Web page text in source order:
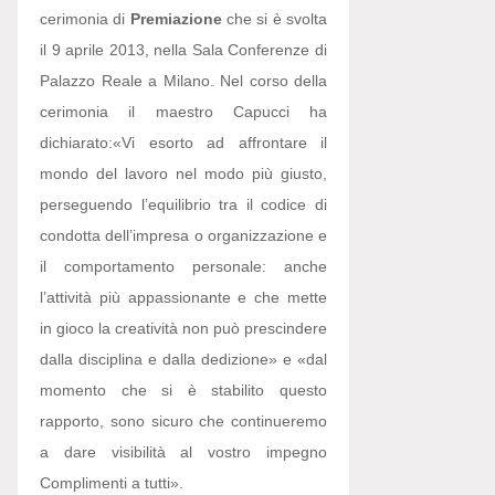
cerimonia di Premiazioneche si è svolta
il 9 aprile 2013, nella Sala Conferenze di
Palazzo Reale a Milano. Nel corso della
cerimonia il maestro Capucci ha
dichiarato:«Vi esorto ad affrontare il
mondo del lavoro nel modo più giusto,
perseguendo l’equilibrio tra il codice di
condotta dell’impresa o organizzazione e
il comportamento personale: anche
l’attività più appassionante e che mette
in gioco la creatività non può prescindere
dalla disciplina e dalla dedizione» e «dal
momento che si è stabilito questo
rapporto, sono sicuro che continueremo
a dare visibilità al vostro impegno
Complimenti a tutti».